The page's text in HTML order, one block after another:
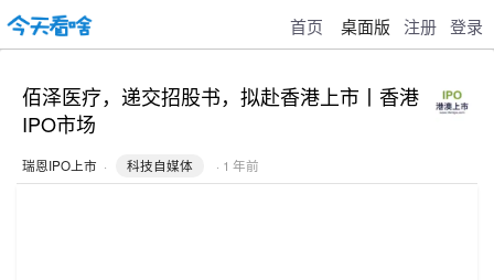
首页 桌面版 注册 登录
佰泽医疗，递交招股书，拟赴香港上市丨香港
IPO市场
瑞恩IPO上市 · 科技自媒体 · 1 年前